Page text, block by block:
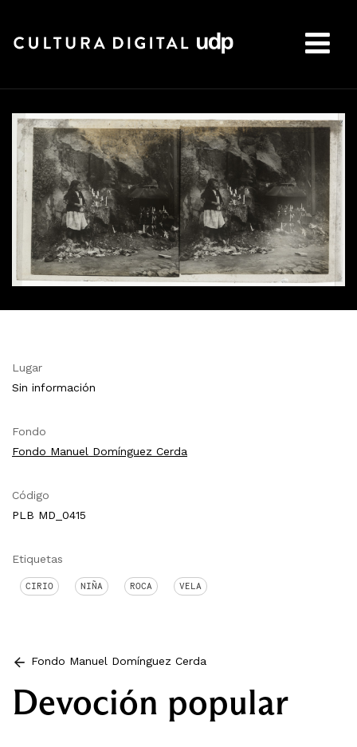
Lugar
Sin información
Fondo
Fondo Manuel Domínguez Cerda
Código
PLB MD_0415
Etiquetas
CIRIO NIÑA ROCA VELA
Fondo Manuel Domínguez Cerda
Devoción popular